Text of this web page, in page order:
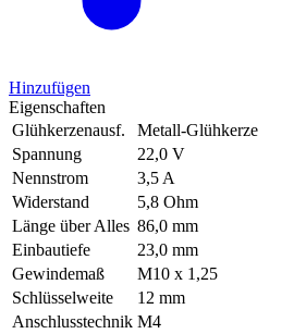
Hinzufügen
Eigenschaften
Glühkerzenausf.
Metall-Glühkerze
Spannung
22,0 V
Nennstrom
3,5 A
Widerstand
5,8 Ohm
Länge über Alles 86,0 mm
Einbautiefe
23,0 mm
Gewindemaß
M10 x 1,25
Schlüsselweite
12 mm
Anschlusstechnik M4